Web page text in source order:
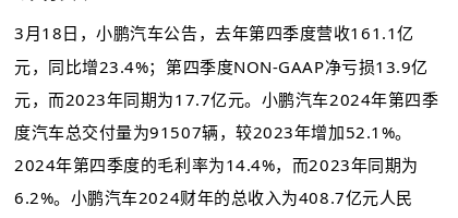
3月18日，小鹏汽车公告，去年第四季度营收161.1亿
元，同比增23.4%；第四季度NON-GAAP净亏损13.9亿
元，而2023年同期为17.7亿元。小鹏汽车2024年第四季
度汽车总交付量为91507辆，较2023年增加52.1%。
2024年第四季度的毛利率为14.4%，而2023年同期为
6.2%。小鹏汽车2024财年的总收入为408.7亿元人民